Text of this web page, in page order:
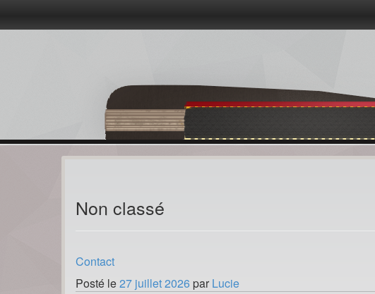
Non classé
Contact
Posté le27 juillet 2026 par Lucie